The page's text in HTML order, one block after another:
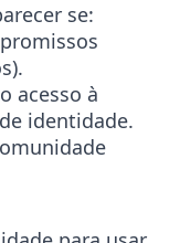
se:
acesso à
identidade.